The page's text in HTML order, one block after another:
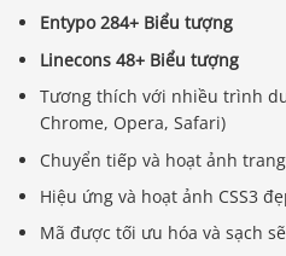
Entypo 284+ Biểu tượng
Linecons 48+ Biểu tượng
Tương thích với nhiều trình
Chrome, Opera, Safari)
Chuyển tiếp và hoạt ảnh
Hiệu ứng và hoạt ảnh CSS3
Mã được tối ưu hóa và sạch sẽ